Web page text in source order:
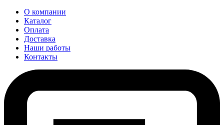
О компании
Каталог
Оплата
Доставка
Наши работы
Контакты